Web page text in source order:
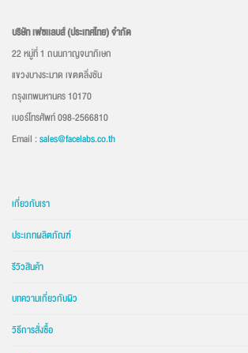
บริษัท เฟซเเลบส์ (ประเทศไทย) จำกัด
22 หมู่ที่ 1 ถนนกาญจนาภิเษก
แขวงบางระมาด เขตตลิ่งชัน
กรุงเทพมหานคร 10170
เบอร์โทรศัพท์ 098-2566810
Email :sales@facelabs.co.th
เกี่ยวกับเรา
ประเภทผลิตภัณฑ์
รีวิวสินค้า
บทความเกี่ยวกับผิว
วิธีการสั่งซื้อ